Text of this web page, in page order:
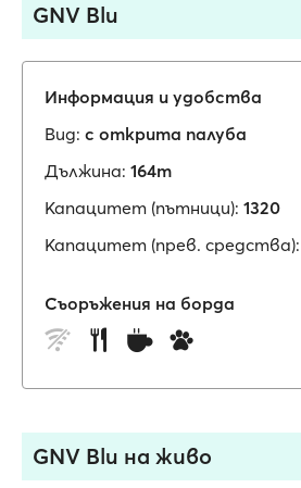
GNV Blu
Информация и удобства
Вид: с открита палуба
Дължина: 164m
Капацитет (пътници): 1320
Капацитет (прев. средства):
Съоръжения на борда
GNV Blu на живо